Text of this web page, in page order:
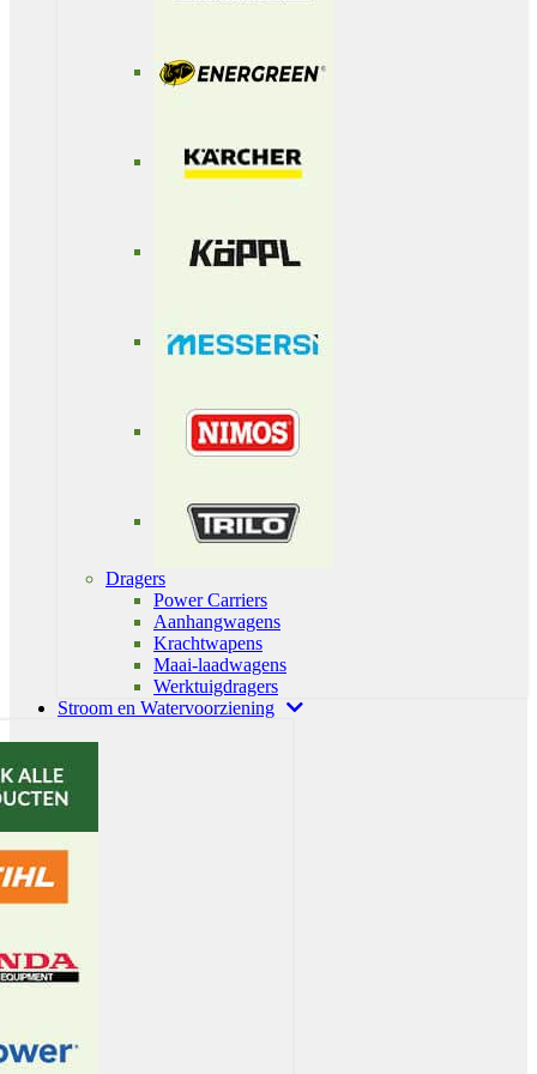
Dragers
Power Carriers
Aanhangwagens
Krachtwapens
Maai-laadwagens
Werktuigdragers
Stroom en Watervoorziening